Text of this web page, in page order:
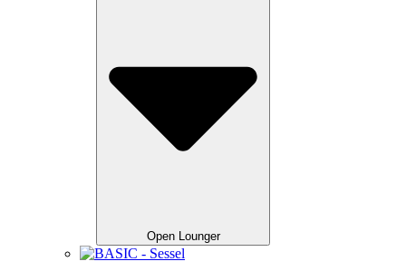
Open Lounger